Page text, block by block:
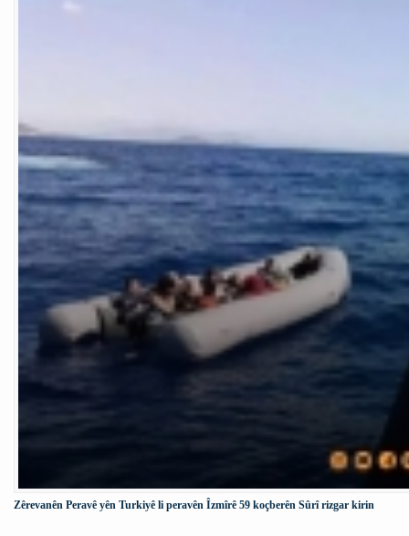
Zêrevanên Peravê yên Turkiyê li peravên Îzmîrê 59 koçberên Sûrî rizgar kirin